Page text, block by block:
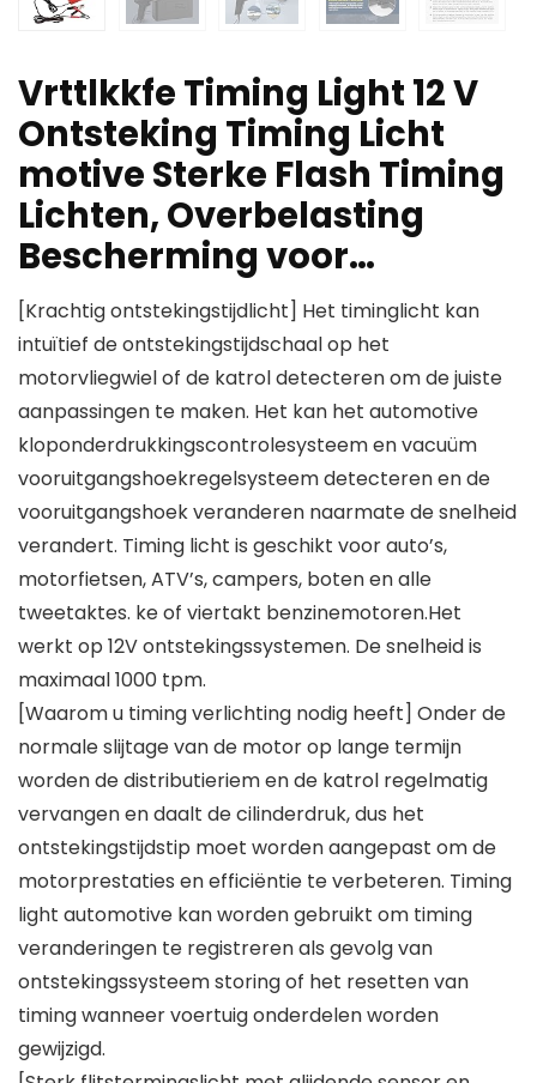
Vrttlkkfe Timing Light 12 V
Ontsteking Timing Licht
motive Sterke Flash Timing
Lichten, Overbelasting
Bescherming voor…
[Krachtig ontstekingstijdlicht] Het timinglicht kan
intuïtief de ontstekingstijdschaal op het
motorvliegwiel of de katrol detecteren om de juiste
aanpassingen te maken. Het kan het automotive
kloponderdrukkingscontrolesysteem en vacuüm
vooruitgangshoekregelsysteem detecteren en de
vooruitgangshoek veranderen naarmate de snelheid
verandert. Timing licht is geschikt voor auto’s,
motorfietsen, ATV’s, campers, boten en alle
tweetaktes. ke of viertakt benzinemotoren.Het
werkt op 12V ontstekingssystemen. De snelheid is
maximaal 1000 tpm.
[Waarom u timing verlichting nodig heeft] Onder de
normale slijtage van de motor op lange termijn
worden de distributieriem en de katrol regelmatig
vervangen en daalt de cilinderdruk, dus het
ontstekingstijdstip moet worden aangepast om de
motorprestaties en efficiëntie te verbeteren. Timing
light automotive kan worden gebruikt om timing
veranderingen te registreren als gevolg van
ontstekingssysteem storing of het resetten van
timing wanneer voertuig onderdelen worden
gewijzigd.